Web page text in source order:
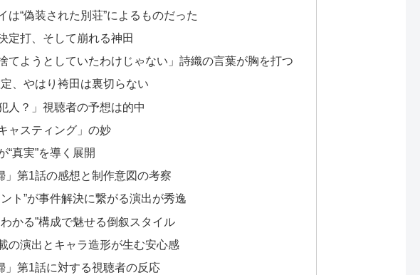
は“偽装された別荘”によるものだった
定打、そして崩れる神田
てようとしていたわけじゃない」詩織の言葉が胸を打つ
、やはり袴田は裏切らない
人？」視聴者の予想は的中
ャスティング」の妙
“真実”を導く展開
」第1話の感想と制作意図の考察
ト”が事件解決に繋がる演出が秀逸
かる”構成で魅せる倒叙スタイル
の演出とキャラ造形が生む安心感
」第1話に対する視聴者の反応